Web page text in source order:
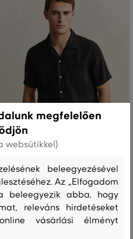
GANT REG GMNT DYED LINEN SS
SHIRT
megfelelően
websütikkel)
beleegyezésével
Az „Elfogadom
beleegyezik abba, hogy
releváns hirdetéseket
vásárlási élményt